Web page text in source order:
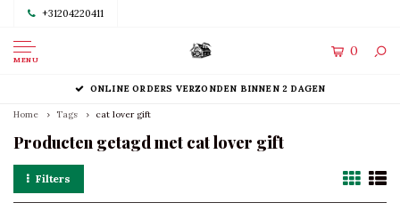
+31204220411
MENU
0
ONLINE ORDERS VERZONDEN BINNEN 2 DAGEN
Home Tags cat lover gift
Producten getagd met cat lover gift
Filters